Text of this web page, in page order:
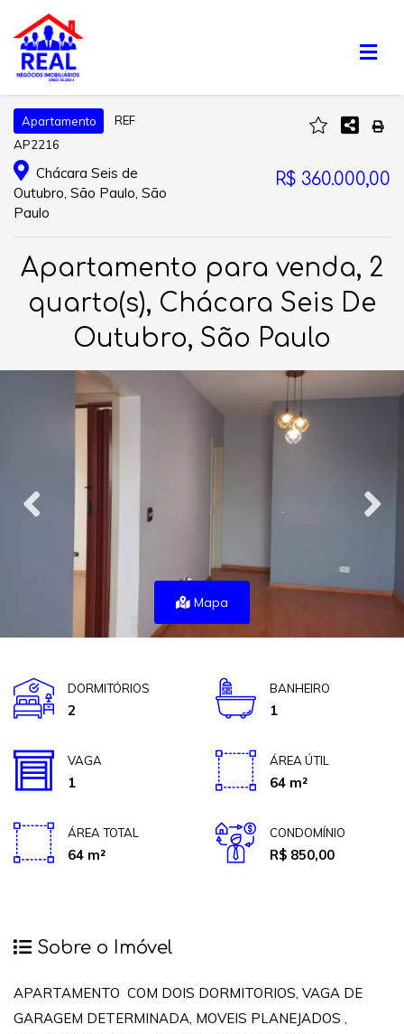
Apartamento
REF
AP2216
Chácara Seis de
Outubro, São Paulo, São
Paulo
R$ 360.000,00
Apartamento para venda, 2
quarto(s), Chácara Seis De
Outubro, São Paulo
Mapa
DORMITÓRIOS
2
BANHEIRO
1
VAGA
1
ÁREA ÚTIL
64 m²
ÁREA TOTAL
64 m²
CONDOMÍNIO
R$ 850,00
Sobre o Imóvel
APARTAMENTO COM DOIS DORMITORIOS, VAGA DE
GARAGEM DETERMINADA, MOVEIS PLANEJADOS ,